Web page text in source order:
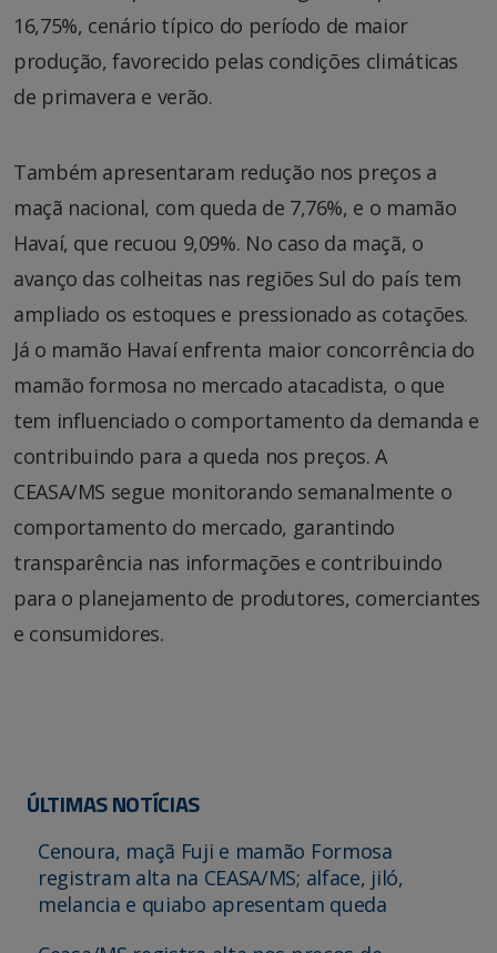
16,75%, cenário típico do período de maior
produção, favorecido pelas condições climáticas
de primavera e verão.
Também apresentaram redução nos preços a
maçã nacional, com queda de 7,76%, e o mamão
Havaí, que recuou 9,09%. No caso da maçã, o
avanço das colheitas nas regiões Sul do país tem
ampliado os estoques e pressionado as cotações.
Já o mamão Havaí enfrenta maior concorrência do
mamão formosa no mercado atacadista, o que
tem influenciado o comportamento da demanda e
contribuindo para a queda nos preços. A
CEASA/MS segue monitorando semanalmente o
comportamento do mercado, garantindo
transparência nas informações e contribuindo
para o planejamento de produtores, comerciantes
e consumidores.
ÚLTIMAS NOTÍCIAS
Cenoura, maçã Fuji e mamão Formosa
registram alta na CEASA/MS; alface, jiló,
melancia e quiabo apresentam queda